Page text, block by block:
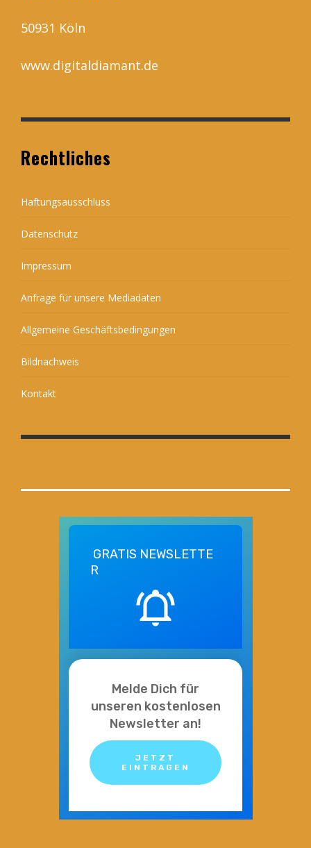
50931 Köln
www.digitaldiamant.de
Rechtliches
Haftungsausschluss
Datenschutz
Impressum
Anfrage für unsere Mediadaten
Allgemeine Geschäftsbedingungen
Bildnachweis
Kontakt
GRATIS NEWSLETTE
R
Melde Dich für
unseren kostenlosen
Newsletter an!
JETZT
EINTRAGEN